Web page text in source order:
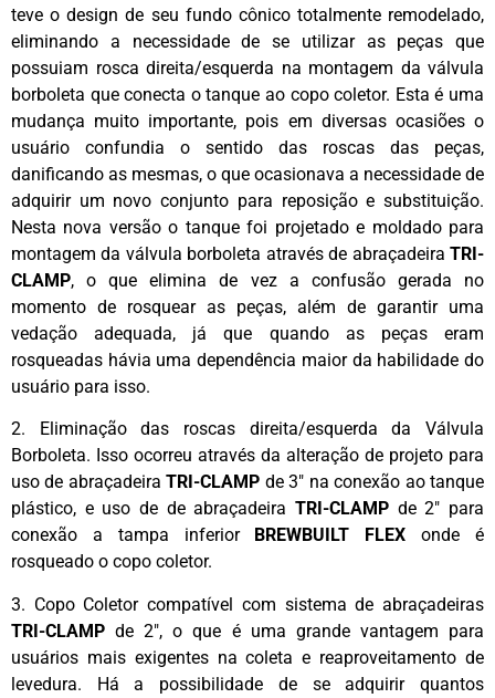
teve o design de seu fundo cônico totalmente remodelado,
eliminando a necessidade de se utilizar as peças que
possuiam rosca direita/esquerda na montagem da válvula
borboleta que conecta o tanque ao copo coletor. Esta é uma
mudança muito importante, pois em diversas ocasiões o
usuário confundia o sentido das roscas das peças,
danificando as mesmas, o que ocasionava a necessidade de
adquirir um novo conjunto para reposição e substituição.
Nesta nova versão o tanque foi projetado e moldado para
montagem da válvula borboleta através de abraçadeira TRI-
CLAMP, o que elimina de vez a confusão gerada no
momento de rosquear as peças, além de garantir uma
vedação adequada, já que quando as peças eram
rosqueadas hávia uma dependência maior da habilidade do
usuário para isso.
2. Eliminação das roscas direita/esquerda da Válvula
Borboleta. Isso ocorreu através da alteração de projeto para
uso de abraçadeiraTRI-CLAMP de 3″ na conexão ao tanque
plástico, e uso de de abraçadeira TRI-CLAMP de 2″ para
conexão a tampa inferiorBREWBUILT FLEX onde é
rosqueado o copo coletor.
3. Copo Coletor compatível com sistema de abraçadeiras
TRI-CLAMP de 2″, o que é uma grande vantagem para
usuários mais exigentes na coleta e reaproveitamento de
levedura. Há a possibilidade de se adquirir quantos